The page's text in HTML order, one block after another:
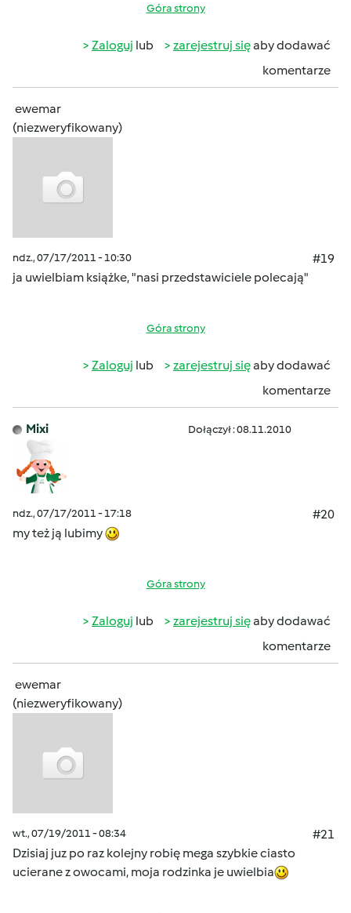
Góra strony
Zaloguj lub zarejestruj sięaby dodawać
komentarze
ewemar
(niezweryfikowany)
ndz., 07/17/2011 - 10:30
#19
ja uwielbiam książke, "nasi przedstawiciele polecają"
Góra strony
Zaloguj lub zarejestruj sięaby dodawać
komentarze
Mixi Dołączył : 08.11.2010
ndz., 07/17/2011 - 17:18
#20
my też ją lubimy
Góra strony
Zaloguj lub zarejestruj sięaby dodawać
komentarze
ewemar
(niezweryfikowany)
wt., 07/19/2011 - 08:34
#21
Dzisiaj juz po raz kolejny robię mega szybkie ciasto
ucierane z owocami, moja rodzinka je uwielbia